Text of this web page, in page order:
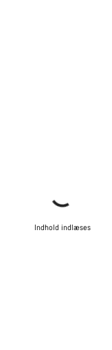
Indhold indlæses